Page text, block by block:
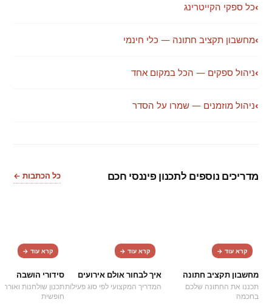
›כל ספקי הקייטרינג
›מחשבון תקציב חתונה — כלי חינמי
›ניהול ספקים — הכל במקום אחד
›ניהול מוזמנים — שמרו על הסדר
מדריכים נוספים לתכנון פיננסי חכם כל הכתבות ←
קרא עוד →
מחשבון תקציב חתונה
תכננו את החתונה שלכם
בחכמה
קרא עוד →
איך לבחור אולם אירועים
המדריך המקצועי לפי סוג פעילות
קרא עוד →
סידורי הושבה
תכנון שולחנות
חופשית